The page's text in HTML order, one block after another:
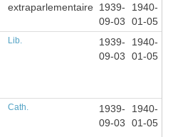
extraparlementaire 1939-
09-03
1940-
01-05
Lib.
1939-
09-03
1940-
01-05
Cath.
1939-
09-03
1940-
01-05